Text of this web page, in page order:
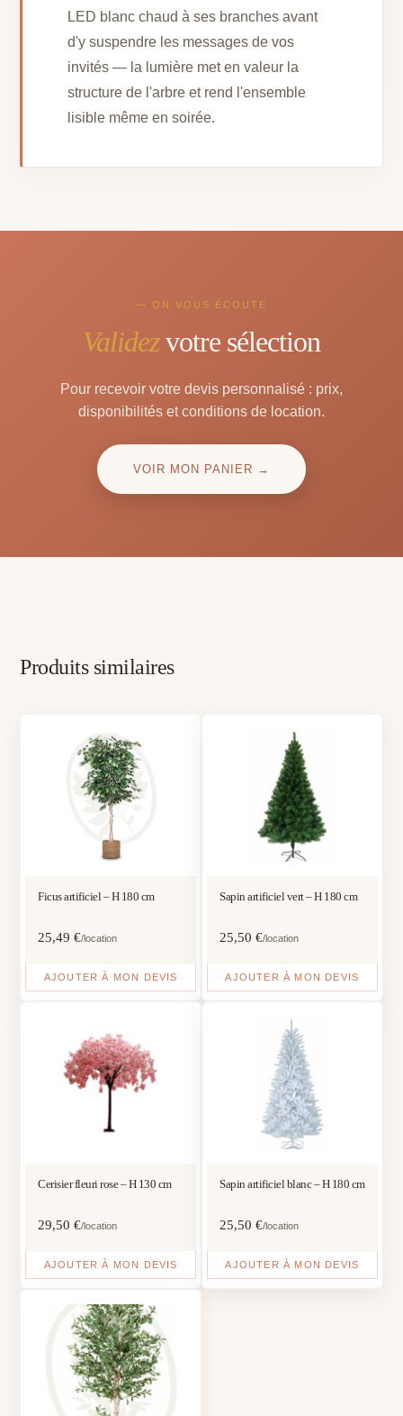
LED blanc chaud à ses branches avant
d'y suspendre les messages de vos
invités — la lumière met en valeur la
structure de l'arbre et rend l'ensemble
lisible même en soirée.
— ON VOUS ÉCOUTE
Validezvotre sélection
Pour recevoir votre devis personnalisé : prix,
disponibilités et conditions de location.
VOIR MON PANIER →
Produits similaires
Ficus artificiel – H 180 cm
25,49€/location
AJOUTER À MON DEVIS
Sapin artificiel vert – H 180 cm
25,50 €/location
AJOUTER À MON DEVIS
Cerisier fleuri rose – H 130 cm
29,50€/location
AJOUTER À MON DEVIS
Sapin artificiel blanc – H 180 cm
25,50 €/location
AJOUTER À MON DEVIS